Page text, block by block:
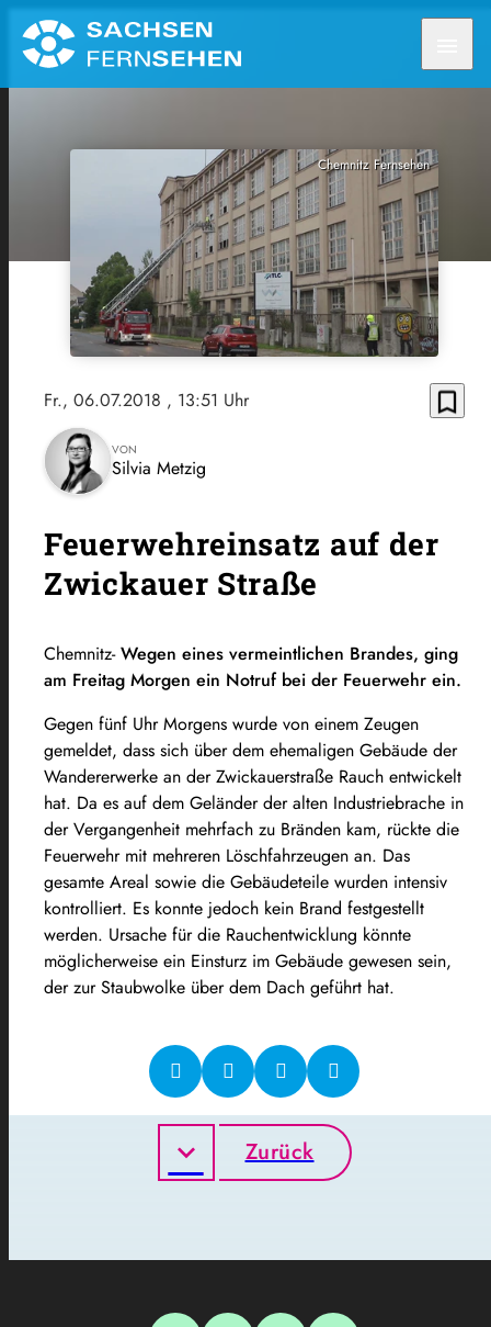
Chemnitz Fernsehen
Fr., 06.07.2018 , 13:51 Uhr bookmark_border
VON
Silvia Metzig
Feuerwehreinsatz auf der
Zwickauer Straße
Chemnitz-Wegen eines vermeintlichen Brandes, ging
am Freitag Morgen ein Notruf bei der Feuerwehr ein.
Gegen fünf Uhr Morgens wurde von einem Zeugen
gemeldet, dass sich über dem ehemaligen Gebäude der
Wandererwerke an der Zwickauerstraße Rauch entwickelt
hat. Da es auf dem Geländer der alten Industriebrache in
der Vergangenheit mehrfach zu Bränden kam, rückte die
Feuerwehr mit mehreren Löschfahrzeugen an. Das
gesamte Areal sowie die Gebäudeteile wurden intensiv
kontrolliert. Es konnte jedoch kein Brand festgestellt
werden. Ursache für die Rauchentwicklung könnte
möglicherweise ein Einsturz im Gebäude gewesen sein,
der zur Staubwolke über dem Dach geführt hat.
Zurück